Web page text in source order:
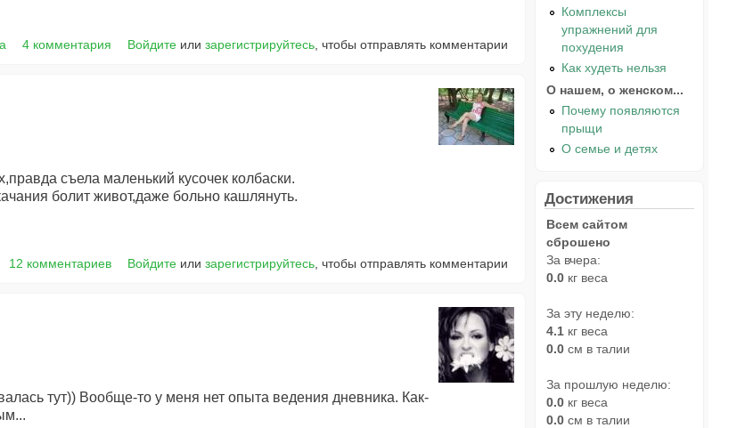
4 комментария Войдите илизарегистрируйтесь , чтобы отправлять комментарии
съела маленький кусочек колбаски.
болит живот,даже больно кашлянуть.
12 комментариев Войдите илизарегистрируйтесь , чтобы отправлять комментарии
тут)) Вообще-то у меня нет опыта ведения дневника. Как-
Комплексы
упражнений для
похудения
Как худеть нельзя
О нашем, о женском...
Почему появляются
прыщи
О семье и детях
Достижения
Всем сайтом
сброшено
За вчера:
0.0 кг веса
За эту неделю:
4.1 кг веса
0.0 см в талии
За прошлую неделю:
0.0 кг веса
0.0 см в талии